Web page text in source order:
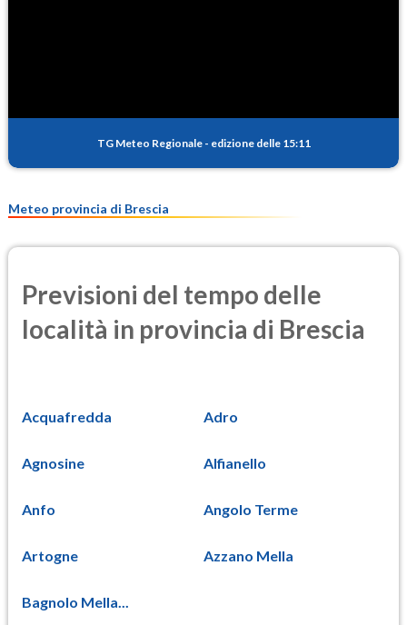
PM25
TG Meteo Regionale - edizione delle 15:11
Meteo provincia di Brescia
Previsioni del tempo delle
località in provincia di Brescia
Acquafredda Adro
Agnosine Alfianello
Anfo Angolo Terme
Artogne Azzano Mella
Bagnolo Mella...